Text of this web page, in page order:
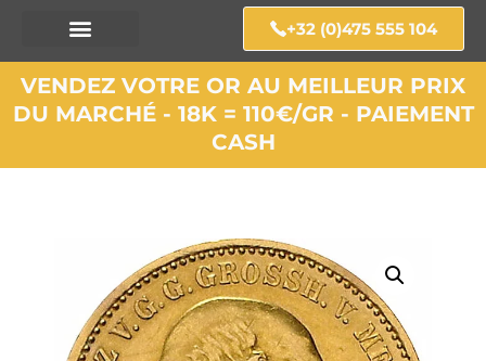
+32 (0)475 555 104
VENDEZ VOTRE OR AU MEILLEUR PRIX
DU MARCHÉ - 18K = 110€/GR - PAIEMENT
CASH